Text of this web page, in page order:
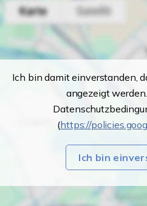
Ich bin damit einverstanden,
angezeigt
(https://
Ich bin